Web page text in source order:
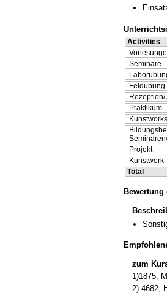
Activities
Seminare
Feldübung
Rezeption/
Praktikum
Projekt
Kunstwerk
Total
zum
1)1875,
2) 4682,